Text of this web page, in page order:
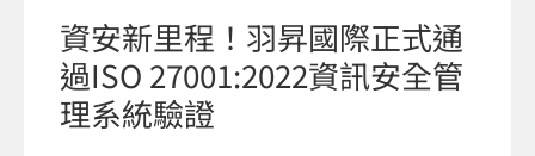
資安新里程！羽昇國際正式通
過ISO 27001:2022資訊安全管
理系統驗證